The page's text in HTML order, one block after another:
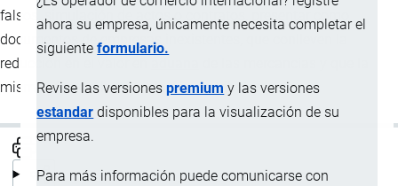
ahora su empresa, únicamente necesita completar el
siguienteformulario.
Revise las versionespremium y las versiones
estandar disponibles para la visualización de su
empresa.
Para más información puede comunicarse con
falsos, simulación de actos o contratos, presentar como
documentos de empresas inexistentes, que conlleven la
reducción en el valor en
misma afecte a la recaudación de tributos.